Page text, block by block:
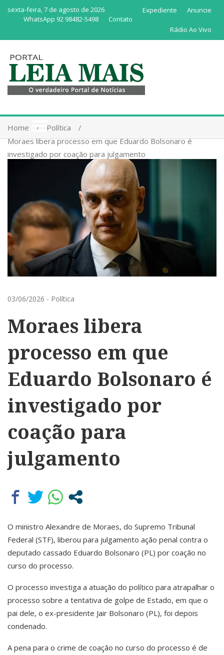
sexta-feira, 7 de agosto de 2026 Anuncie
Expediente
Contato
WhatsApp 92 98482-5498
Rádio Ao Vivo
Home
Política
Moraes libera processo em que Eduardo Bolsonaro é
investigado por coação para julgamento
03/06/2026 - Política
Moraes libera
processo em que
Eduardo Bolsonaro é
investigado por
coação para
julgamento
O ministro Alexandre de Moraes, do Supremo Tribunal
Federal (STF), liberou para julgamento ação penal contra o
deputado cassado Eduardo Bolsonaro (PL) por coação no
curso do processo.
O processo investiga a atuação do político para atrapalhar o
processo sobre a tentativa de golpe de Estado, em que o
pai dele, o ex-presidente Jair Bolsonaro (PL), foi depois
condenado.
A pena para o crime de coação no curso do processo é de